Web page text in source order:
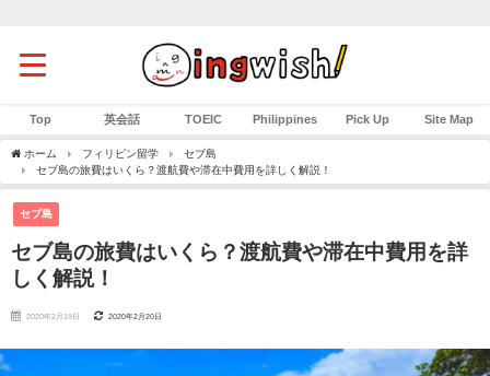
Top 英会話 TOEIC Philippines Pick Up Site Map
ホーム フィリピン留学
セブ島
セブ島の旅費はいくら？渡航費や滞在中費用を詳しく解説！
セブ島
セブ島の旅費はいくら？渡航費や滞在中費用を詳
しく解説！
2020年2月19日 2020年2月20日